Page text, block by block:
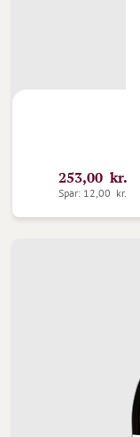
253,00 kr.
Spar: 12,00 kr.